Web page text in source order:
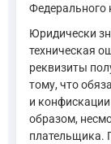
Федерального
Юридически
техническая
реквизиты
тому, что
и
образом,
плательщика.